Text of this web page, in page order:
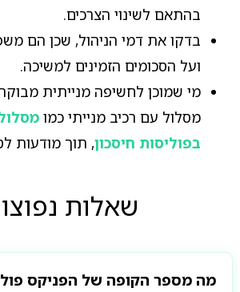
בהתאם לשינוי הצרכים.
בדקו את דמי הניהול, שכן הם
ועל הסכומים הזמינים למשיכה.
מי שמוכן לחשיפה מנייתית
מסלול עם רכיב מנייתי כמו
בפוליסות חיסכון, תוך מודעות
שאלות
מה מספר הקופה של הפניקס